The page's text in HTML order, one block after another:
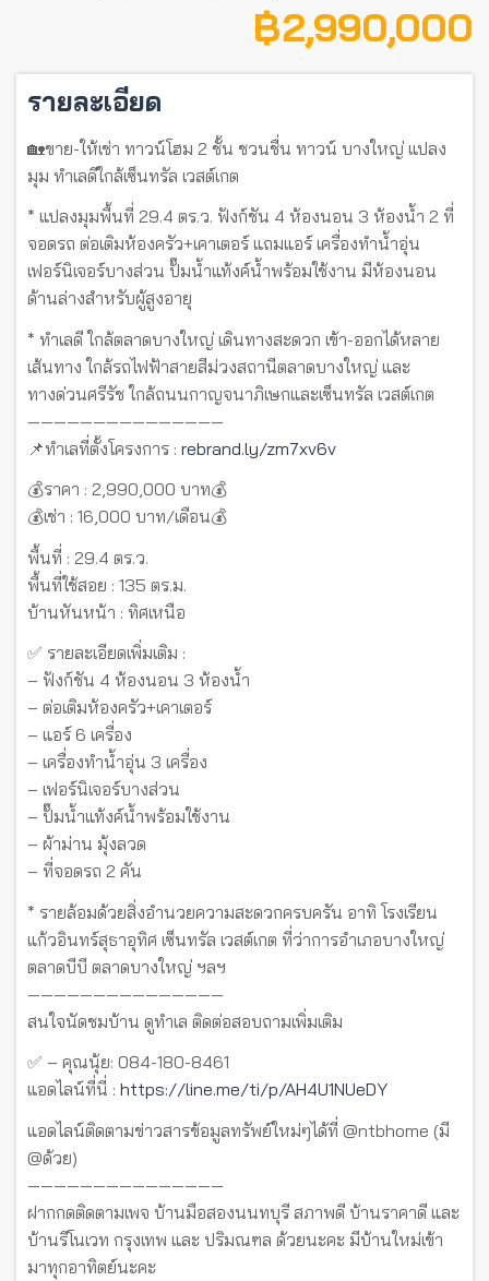
฿ 2,990,000
รายละเอียด
🏡ขาย-ให้เช่า ทาวน์โฮม 2 ชั้น ชวนชื่น ทาวน์ บางใหญ่ แปลง
มุม ทำเลดีใกล้เซ็นทรัล เวสต์เกต
* แปลงมุมพื้นที่ 29.4 ตร.ว. ฟังก์ชัน 4 ห้องนอน 3 ห้องน้ำ 2 ที่
จอดรถ ต่อเติมห้องครัว+เคาเตอร์ แถมแอร์ เครื่องทำน้ำอุ่น
เฟอร์นิเจอร์บางส่วน ปั๊มน้ำแท้งค์น้ำพร้อมใช้งาน มีห้องนอน
ด้านล่างสำหรับผู้สูงอายุ
* ทำเลดี ใกล้ตลาดบางใหญ่ เดินทางสะดวก เข้า-ออกได้หลาย
เส้นทาง ใกล้รถไฟฟ้าสายสีม่วงสถานีตลาดบางใหญ่ และ
ทางด่วนศรีรัช ใกล้ถนนกาญจนาภิเษกและเซ็นทรัล เวสต์เกต
———————————————
📌ทำเลที่ตั้งโครงการ : rebrand.ly/zm7xv6v
💰ราคา : 2,990,000 บาท💰
💰เช่า : 16,000 บาท/เดือน💰
พื้นที่ : 29.4 ตร.ว.
พื้นที่ใช้สอย : 135 ตร.ม.
บ้านหันหน้า : ทิศเหนือ
✅ รายละเอียดเพิ่มเติม :
– ฟังก์ชัน 4 ห้องนอน 3 ห้องน้ำ
– ต่อเติมห้องครัว+เคาเตอร์
– แอร์ 6 เครื่อง
– เครื่องทำน้ำอุ่น 3 เครื่อง
– เฟอร์นิเจอร์บางส่วน
– ปั๊มน้ำแท้งค์น้ำพร้อมใช้งาน
– ผ้าม่าน มุ้งลวด
– ที่จอดรถ 2 คัน
* รายล้อมด้วยสิ่งอำนวยความสะดวกครบครัน อาทิ โรงเรียน
แก้วอินทร์สุธาอุทิศ เซ็นทรัล เวสต์เกต ที่ว่าการอำเภอบางใหญ่
ตลาดบีบี ตลาดบางใหญ่ ฯลฯ
———————————————
สนใจนัดชมบ้าน ดูทำเล ติดต่อสอบถามเพิ่มเติม
✅ – คุณนุ้ย: 084-180-8461
แอดไลน์ที่นี่ : https://line.me/ti/p/AH4U1NUeDY
แอดไลน์ติดตามข่าวสารข้อมูลทรัพย์ใหม่ๆได้ที่ @ntbhome (มี
@ด้วย)
———————————————
ฝากกดติดตามเพจ บ้านมือสองนนทบุรี สภาพดี บ้านราคาดี และ
บ้านรีโนเวท กรุงเทพ และ ปริมณฑล ด้วยนะคะ มีบ้านใหม่เข้า
มาทุกอาทิตย์นะคะ